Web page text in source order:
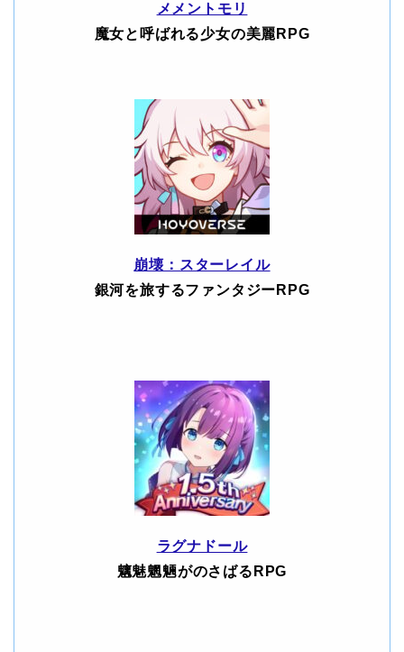
メメントモリ
魔女と呼ばれる少女の美麗RPG
崩壊：スターレイル
銀河を旅するファンタジーRPG
ラグナドール
魑魅魍魎がのさばるRPG